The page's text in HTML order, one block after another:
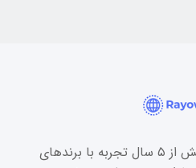
تیم حرفه‌ای رایووب با بیش از ۵ سال تجربه با برندهای